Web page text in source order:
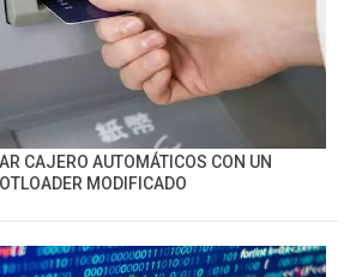
CAJERO AUTOMÁTICOS CON UN
MODIFICADO